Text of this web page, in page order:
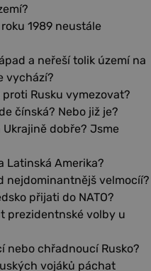
1989 neustále
a neřeší tolik území na
vychází?
Rusku vymezovat?
čínská? Nebo již je?
dobře? Jsme
Latinská Amerika?
nejdominantnějš velmocíí?
přijati do NATO?
prezidentnské volby u
nebo chřadnoucí Rusko?
vojáků páchat